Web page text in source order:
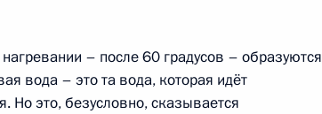
Ново-Огарёво
– после 60 градусов – образуются
вода – это та вода, которая идёт
Но это, безусловно, сказывается